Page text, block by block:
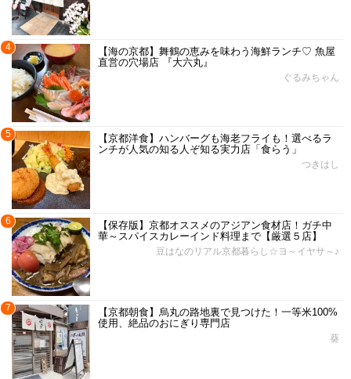
4
【海の京都】舞鶴の恵みを味わう海鮮ランチ♡ 魚屋
直営の穴場店 『大六丸』
ぐるみちゃん
5
【京都洋食】ハンバーグも海老フライも！選べるラ
ンチが人気の知る人ぞ知る実力店「食らう」
つきはし
6
【保存版】京都オススメのアジアン食材店！ガチ中
華～スパイスカレーインド料理まで【厳選５店】
豆はなのリアル京都暮らし☆ヨ～イヤサ～♪
7
【京都朝食】烏丸の路地裏で見つけた！一等米100%
使用、絶品のおにぎり専門店
葵